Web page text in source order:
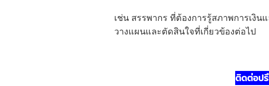
เช่น สรรพากร ที่ต้องการรู้สภาพการเงิน
วางแผนและตัดสินใจที่เกี่ยวข้องต่อไป
ติดต่อป